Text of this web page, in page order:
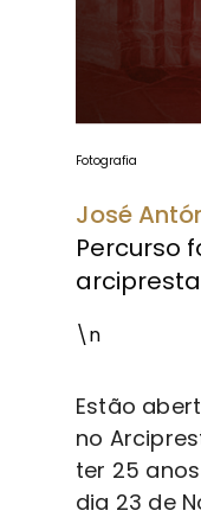
Fotografia
José
Percurso
\n
Estão
no
ter 25
dia 23 de